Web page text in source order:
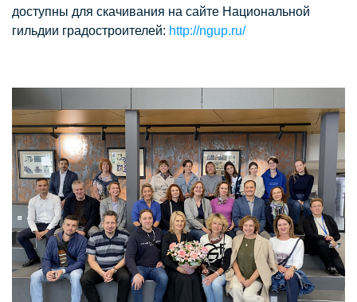
доступны для скачивания на сайте Национальной
гильдии градостроителей: http://ngup.ru/